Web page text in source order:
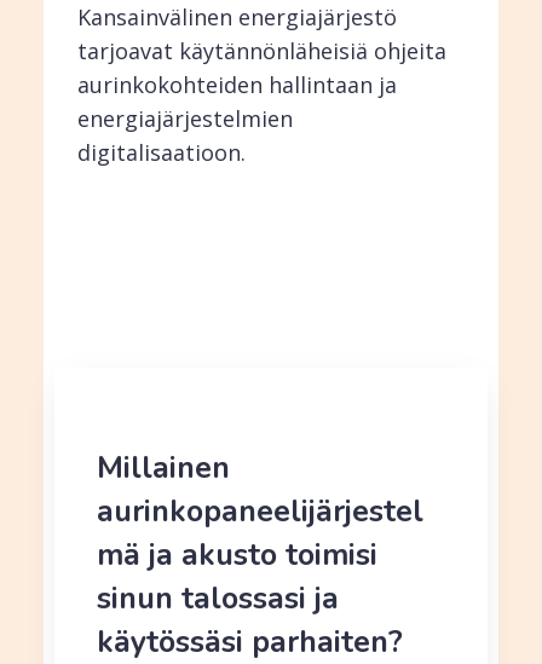
Kansainvälinen energiajärjestö
tarjoavat käytännönläheisiä ohjeita
aurinkokohteiden hallintaan ja
energiajärjestelmien
digitalisaatioon.
Millainen
aurinkopaneelijärjestel
mä ja akusto toimisi
sinun talossasi ja
käytössäsi parhaiten?